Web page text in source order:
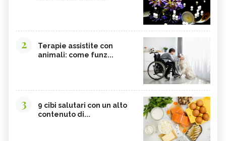
2
Terapie assistite con
animali: come funz...
3
9 cibi salutari con un alto
contenuto di...